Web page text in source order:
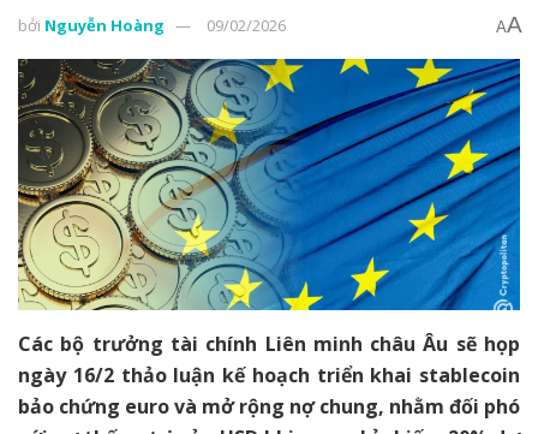
bởi Nguyễn Hoàng 09/02/2026 AA
Các bộ trưởng tài chính Liên minh châu Âu sẽ họp
ngày 16/2 thảo luận kế hoạch triển khai stablecoin
bảo chứng euro và mở rộng nợ chung, nhằm đối phó